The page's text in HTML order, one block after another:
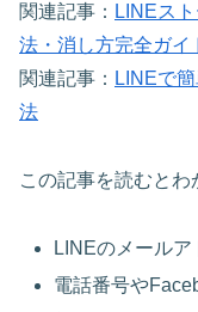
関連記事： LINEス
法・消し方完全ガイ
関連記事： LINEで
法
この記事を読むとわ
LINEのメール
電話番号や